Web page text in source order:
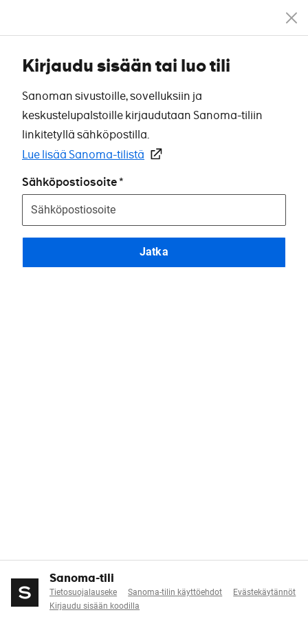
Kirjaudu sisään tai luo tili
Sanoman sivustoille, sovelluksiin ja
keskustelupalstoille kirjaudutaan Sanoma-tiliin
linkitetyllä sähköpostilla.
Lue lisää Sanoma-tilistä
Sähköpostiosoite
Jatka
Sanoma-tili
Tietosuojalauseke Sanoma-tilin käyttöehdot
Evästekäytännöt
Kirjaudu sisään koodilla